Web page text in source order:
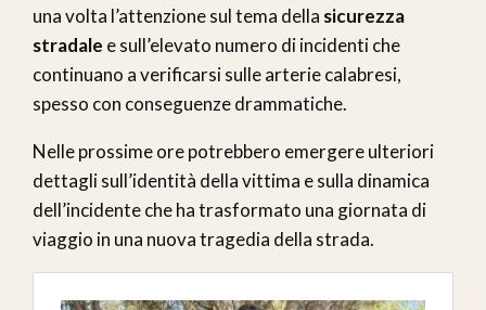
una volta l’attenzione sul tema della sicurezza
stradale e sull’elevato numero di incidenti che
continuano a verificarsi sulle arterie calabresi,
spesso con conseguenze drammatiche.
Nelle prossime ore potrebbero emergere ulteriori
dettagli sull’identità della vittima e sulla dinamica
dell’incidente che ha trasformato una giornata di
viaggio in una nuova tragedia della strada.